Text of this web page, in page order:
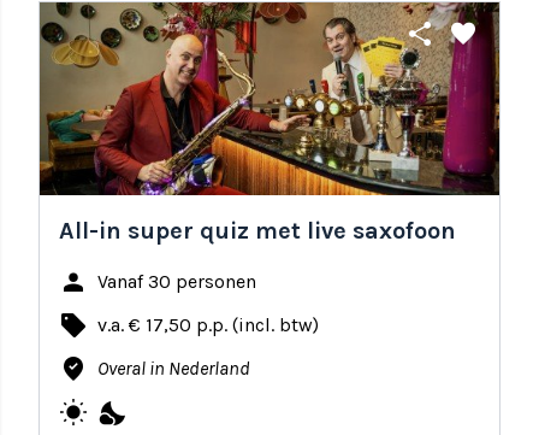
share favorite
All-in super quiz met live saxofoon
person Vanaf 30 personen
local_offer v.a. € 17,50 p.p. (incl. btw)
where_to_vote Overal in Nederland
wb_sunny nights_stay